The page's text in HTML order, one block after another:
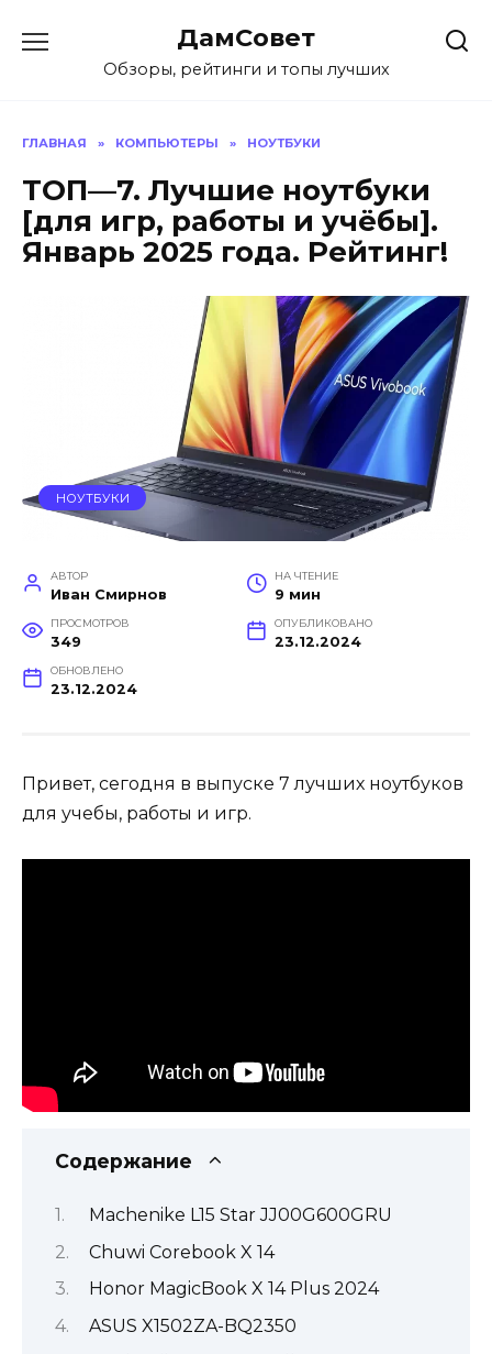
содержанию
ДамСовет
Обзоры, рейтинги и топы лучших
ГЛАВНАЯ » КОМПЬЮТЕРЫ » НОУТБУКИ
ТОП—7. Лучшие ноутбуки
[для игр, работы и учёбы].
Январь 2025 года. Рейтинг!
НОУТБУКИ
АВТОР
Иван Смирнов
НА ЧТЕНИЕ
9 мин
ПРОСМОТРОВ
349
ОПУБЛИКОВАНО
23.12.2024
ОБНОВЛЕНО
23.12.2024
Привет, сегодня в выпуске 7 лучших ноутбуков
для учебы, работы и игр.
Содержание
Machenike L15 Star JJ00G600GRU
Chuwi Corebook X 14
Honor MagicBook X 14 Plus 2024
ASUS X1502ZA-BQ2350